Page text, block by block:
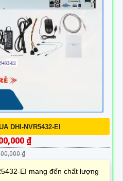
DHI-NVR5432-EI
₫
₫
EI mang đến chất lượng